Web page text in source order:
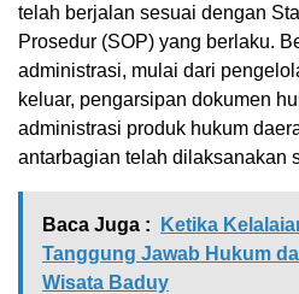
telah berjalan sesuai dengan
Prosedur (SOP) yang berlaku.
administrasi, mulai dari
keluar, pengarsipan dokumen
administrasi produk hukum
antarbagian telah dilaksanakan
Baca Juga :
Ketika
Tanggung Jawab Hukum
Wisata Baduy